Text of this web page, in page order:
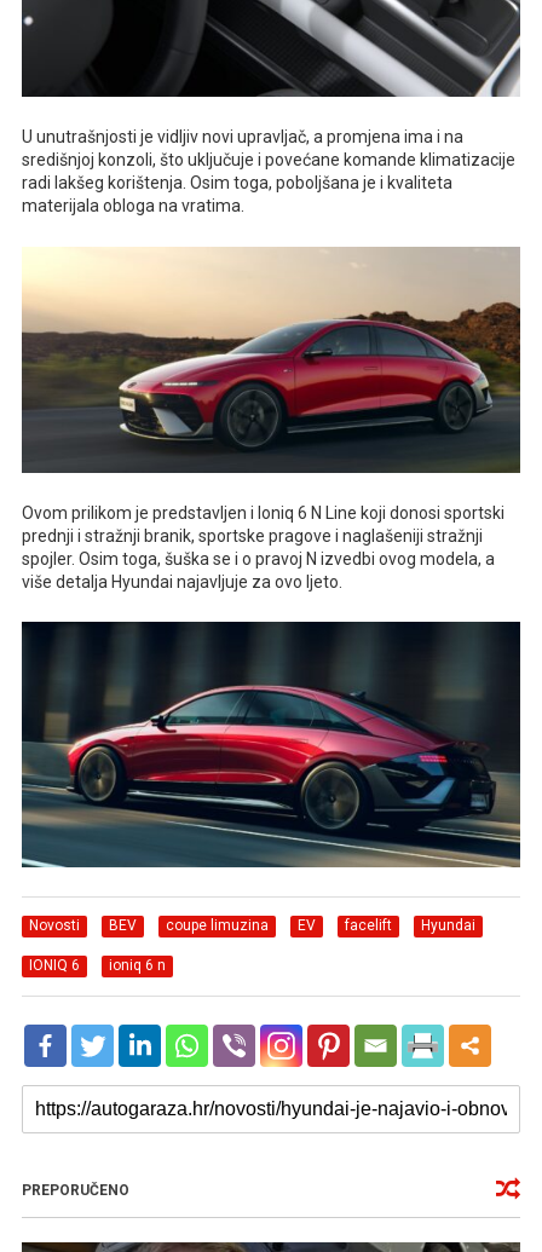
U unutrašnjosti je vidljiv novi upravljač, a promjena ima i na
središnjoj konzoli, što uključuje i povećane komande klimatizacije
radi lakšeg korištenja. Osim toga, poboljšana je i kvaliteta
materijala obloga na vratima.
Ovom prilikom je predstavljen i Ioniq 6 N Line koji donosi sportski
prednji i stražnji branik, sportske pragove i naglašeniji stražnji
spojler. Osim toga, šuška se i o pravoj N izvedbi ovog modela, a
više detalja Hyundai najavljuje za ovo ljeto.
Novosti BEV coupe limuzina EV facelift Hyundai
IONIQ 6 ioniq 6 n
PREPORUČENO